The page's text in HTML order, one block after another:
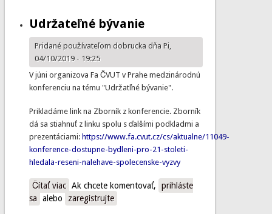
Udržateľné bývanie
Pridané používateľom dobruckadňa Pi,
04/10/2019 - 19:25
V júni organizova Fa ČVUT v Prahe medzinárodnú
konferenciu na tému "Udržatľné bývanie".
Prikladáme link na Zborník z konferencie. Zborník
dá sa stiahnuť z linku spolu s ďalšími podkladmi a
prezentáciami: https://www.fa.cvut.cz/cs/aktualne/11049-
konference-dostupne-bydleni-pro-21-stoleti-
hledala-reseni-nalehave-spolecenske-vyzvy
Čítať viaco Udržateľné bývanie
Ak chcete komentovať,
prihláste
sa
alebo zaregistrujte